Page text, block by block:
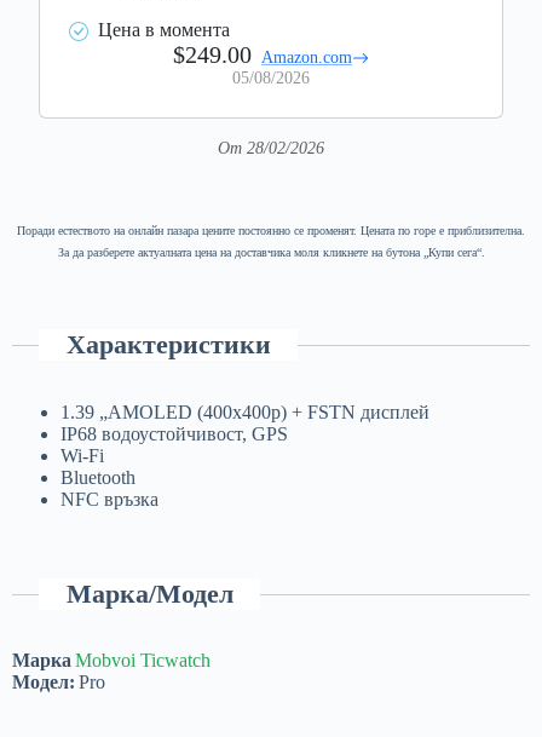
Цена в момента
$249.00 Amazon.com
05/08/2026
От 28/02/2026
Поради естеството на онлайн пазара цените постоянно се променят. Цената по горе е приблизителна.
За да разберете актуалната цена на доставчика моля кликнете на бутона „Купи сега“.
Характеристики
1.39 „AMOLED (400x400p) + FSTN дисплей
IP68 водоустойчивост, GPS
Wi-Fi
Bluetooth
NFC връзка
Марка/Модел
Марка Mobvoi Ticwatch
Модел: Pro